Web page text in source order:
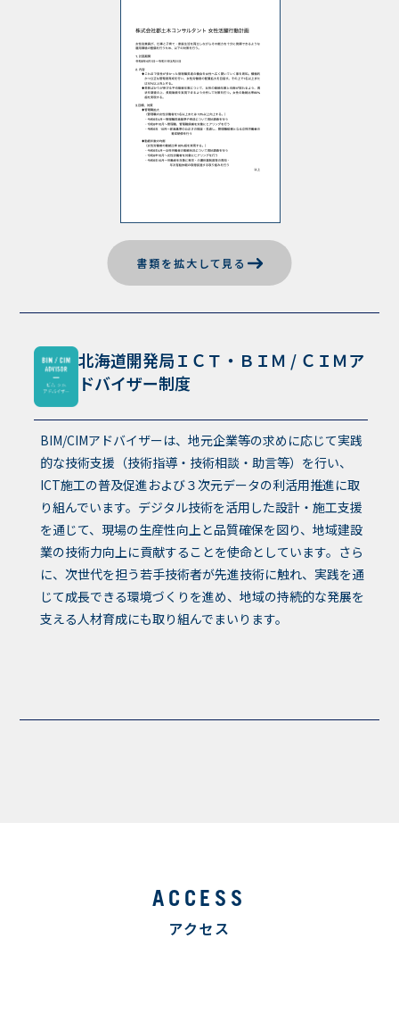
書類を拡大して見る
北海道開発局ＩＣＴ・ＢＩＭ / ＣＩＭア
ドバイザー制度
BIM/CIMアドバイザーは、地元企業等の求めに応じて実践
的な技術支援（技術指導・技術相談・助言等）を行い、
ICT施工の普及促進および３次元データの利活用推進に取
り組んでいます。デジタル技術を活用した設計・施工支援
を通じて、現場の生産性向上と品質確保を図り、地域建設
業の技術力向上に貢献することを使命としています。さら
に、次世代を担う若手技術者が先進技術に触れ、実践を通
じて成長できる環境づくりを進め、地域の持続的な発展を
支える人材育成にも取り組んでまいります。
ACCESS
アクセス